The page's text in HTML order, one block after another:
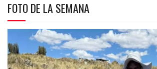
FOTO DE LA SEMANA